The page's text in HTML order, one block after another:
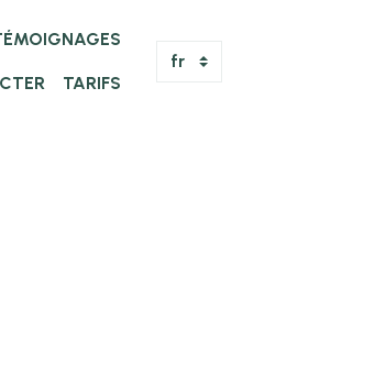
TARIFS